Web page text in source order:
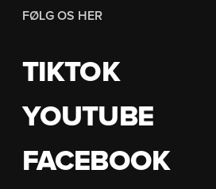
FØLG OS HER
TIKTOK
YOUTUBE
FACEBOOK